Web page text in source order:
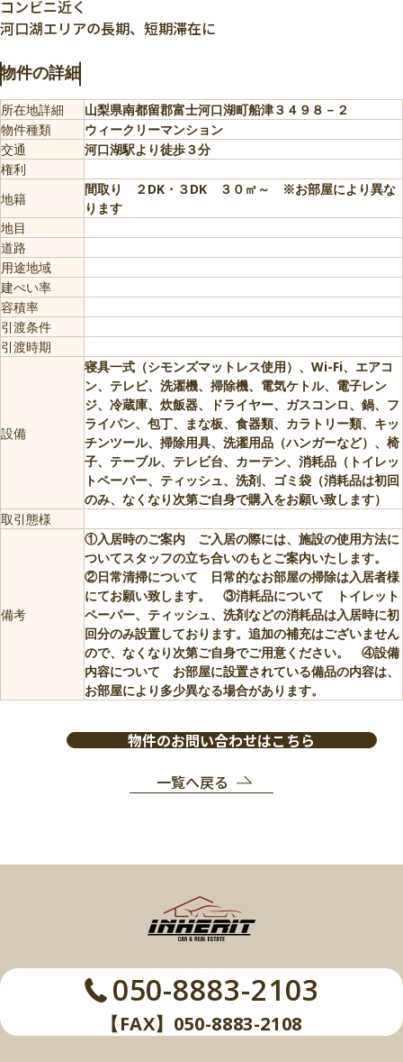
コンビニ近く
河口湖エリアの長期、短期滞在に
物件の詳細
所在地詳細
山梨県南都留郡富士河口湖町船津３４９８－２
物件種類
ウィークリーマンション
交通
河口湖駅より徒歩３分
権利
地籍
間取り ２DK・３DK ３０㎡～ ※お部屋により異な
ります
地目
道路
用途地域
建ぺい率
容積率
引渡条件
引渡時期
設備
寝具一式（シモンズマットレス使用）、Wi-Fi、エアコ
ン、テレビ、洗濯機、掃除機、電気ケトル、電子レン
ジ、冷蔵庫、炊飯器、ドライヤー、ガスコンロ、鍋、フ
ライパン、包丁、まな板、食器類、カラトリー類、キッ
チンツール、掃除用具、洗濯用品（ハンガーなど）、椅
子、テーブル、テレビ台、カーテン、消耗品（トイレッ
トペーパー、ティッシュ、洗剤、ゴミ袋（消耗品は初回
のみ、なくなり次第ご自身で購入をお願い致します）
取引態様
備考
①入居時のご案内 ご入居の際には、施設の使用方法に
ついてスタッフの立ち合いのもとご案内いたします。
②日常清掃について 日常的なお部屋の掃除は入居者様
にてお願い致します。 ③消耗品について トイレット
ペーパー、ティッシュ、洗剤などの消耗品は入居時に初
回分のみ設置しております。追加の補充はございません
ので、なくなり次第ご自身でご用意ください。 ④設備
内容について お部屋に設置されている備品の内容は、
お部屋により多少異なる場合があります。
物件のお問い合わせはこちら
一覧へ戻る
050-8883-2103
【FAX】050-8883-2108